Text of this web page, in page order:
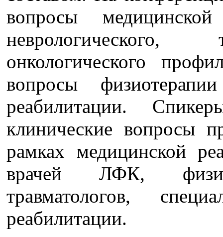
вопросы
неврологического,
онкологического
вопросы
реабилитации.
клинические вопросы
рамках медицинской
врачей ЛФК,
травматологов,
реабилитации.